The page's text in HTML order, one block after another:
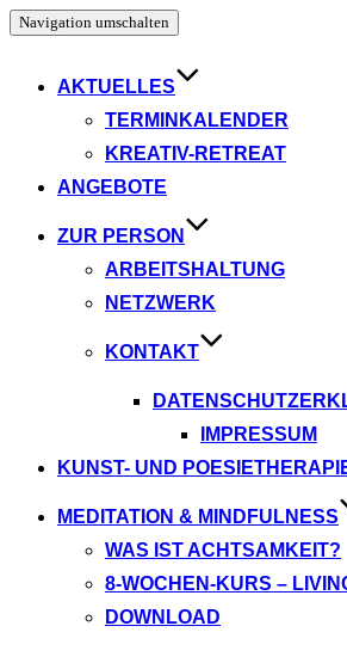
Navigation umschalten
AKTUELLES
TERMINKALENDER
KREATIV-RETREAT
ANGEBOTE
ZUR PERSON
ARBEITSHALTUNG
NETZWERK
KONTAKT
IMPRESSUM
KUNST- UND
MEDITATION & MINDFULNESS
WAS IST ACHTSAMKEIT?
8-WOCHEN-KURS –
DOWNLOAD